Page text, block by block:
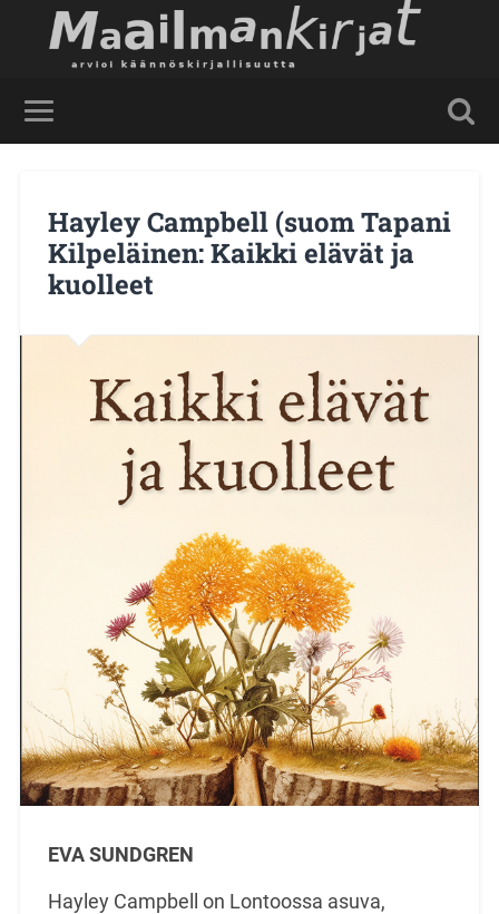
Hayley Campbell (suom Tapani
Kilpeläinen: Kaikki elävät ja
kuolleet
EVA SUNDGREN
Hayley Campbell on Lontoossa asuva,